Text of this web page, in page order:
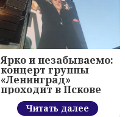
Ярко и незабываемо:
концерт группы
«Ленинград»
проходит в Пскове
Читать далее